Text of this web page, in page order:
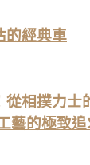
的經典車
從相撲力士
藝的極致